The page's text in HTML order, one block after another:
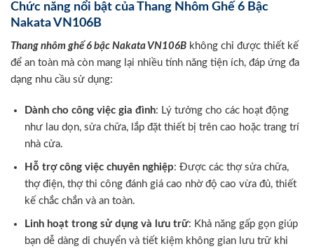
Chức năng nổi bật của Thang Nhôm Ghế 6 Bậc
Nakata VN106B
Thang nhôm ghế 6 bậc Nakata VN106B không chỉ được thiết kế
để an toàn mà còn mang lại nhiều tính năng tiện ích, đáp ứng đa
dạng nhu cầu sử dụng:
Dành cho công việc gia đình: Lý tưởng cho các hoạt động
như lau dọn, sửa chữa, lắp đặt thiết bị trên cao hoặc trang trí
nhà cửa.
Hỗ trợ công việc chuyên nghiệp: Được các thợ sửa chữa,
thợ điện, thợ thi công đánh giá cao nhờ độ cao vừa đủ, thiết
kế chắc chắn và an toàn.
Linh hoạt trong sử dụng và lưu trữ: Khả năng gấp gọn giúp
bạn dễ dàng di chuyển và tiết kiệm không gian lưu trữ khi